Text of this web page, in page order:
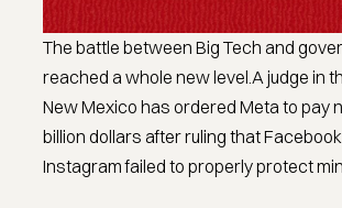
The battle between Big Tech and
reached a whole new level.A judge in
New Mexico has ordered Meta to pay
billion dollars after ruling that
Instagram failed to properly protect